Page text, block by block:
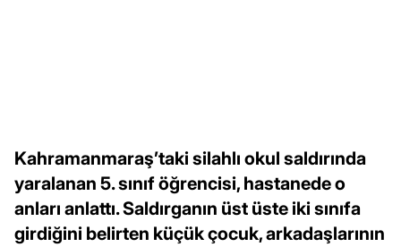
Kahramanmaraş’taki silahlı okul saldırında
yaralanan 5. sınıf öğrencisi, hastanede o
anları anlattı. Saldırganın üst üste iki sınıfa
girdiğini belirten küçük çocuk, arkadaşlarının